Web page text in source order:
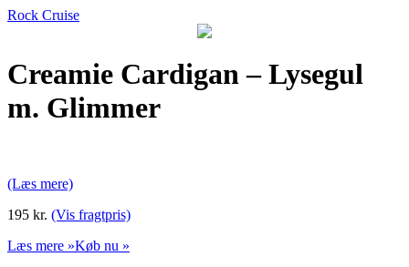
Rock Cruise
Creamie Cardigan – Lysegul
m. Glimmer
(Læs mere)
195 kr. (Vis fragtpris)
Læs mere »Køb nu »